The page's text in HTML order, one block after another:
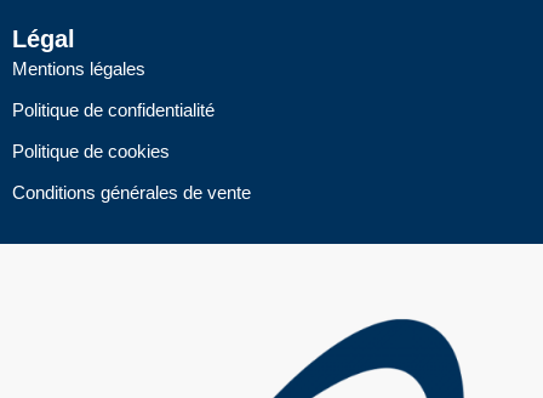
Légal
Mentions légales
Politique de confidentialité
Politique de cookies
Conditions générales de vente